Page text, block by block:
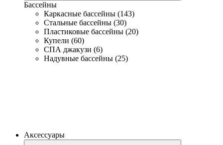
Бассейны
Каркасные бассейны (143)
Стальные бассейны (30)
Пластиковые бассейны (20)
Купели (60)
СПА джакузи (6)
Надувные бассейны (25)
Аксессуары